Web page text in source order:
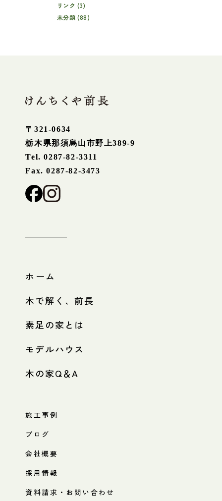
リンク (3)
未分類 (88)
〒321-0634
栃木県那須烏山市野上389-9
Tel. 0287-82-3311
Fax. 0287-82-3473
ホーム
木で解く、前長
素足の家とは
モデルハウス
木の家Q＆A
施工事例
ブログ
会社概要
採用情報
資料請求・お問い合わせ